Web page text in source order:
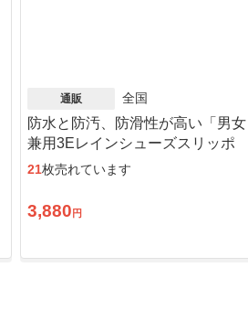
通販 全国
防水と防汚、防滑性が高い「男女
兼用3Eレインシューズスリッポ
ン」
21枚売れています
3,880 円